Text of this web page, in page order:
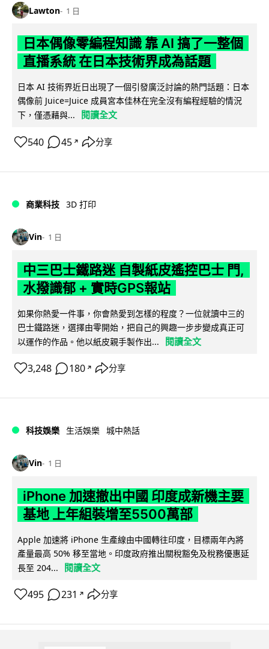
Lawton 1 日
日本偶像零編程知識 靠 AI 搞了一整個
直播系統 在日本技術界成為話題
日本 AI 技術界近日出現了一個引發廣泛討論的熱門話題：日本
偶像前 Juice=Juice 成員宮本佳林在完全沒有編程經驗的情況
下，僅憑藉與...
閱讀全文
540 45 ↗ 分享
商業科技 3D 打印
Vin 1 日
中三巴士鐵路迷 自製紙皮遙控巴士 門,
水撥識郁 + 實時GPS報站
如果你熱愛一件事，你會熱愛到怎樣的程度？一位就讀中三的
巴士鐵路迷，選擇由零開始，把自己的興趣一步步變成真正可
以運作的作品。他以紙皮親手製作出...
閱讀全文
3,248 180 ↗ 分享
科技娛樂 生活娛樂 城中熱話
Vin 1 日
iPhone 加速撤出中國 印度成新機主要
基地 上年組裝增至5500萬部
Apple 加速將 iPhone 生產線由中國轉往印度，目標兩年內將
產量最高 50% 移至當地。印度政府推出關稅豁免及稅務優惠延
長至 204...
閱讀全文
495 231 ↗ 分享